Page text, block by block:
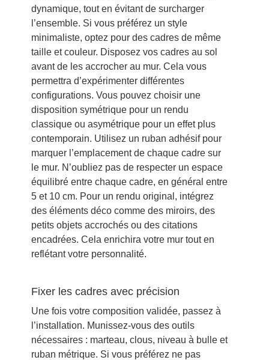
dynamique, tout en évitant de surcharger
l’ensemble. Si vous préférez un style
minimaliste, optez pour des cadres de même
taille et couleur. Disposez vos cadres au sol
avant de les accrocher au mur. Cela vous
permettra d’expérimenter différentes
configurations. Vous pouvez choisir une
disposition symétrique pour un rendu
classique ou asymétrique pour un effet plus
contemporain. Utilisez un ruban adhésif pour
marquer l’emplacement de chaque cadre sur
le mur. N’oubliez pas de respecter un espace
équilibré entre chaque cadre, en général entre
5 et 10 cm. Pour un rendu original, intégrez
des éléments déco comme des miroirs, des
petits objets accrochés ou des citations
encadrées. Cela enrichira votre mur tout en
reflétant votre personnalité.
Fixer les cadres avec précision
Une fois votre composition validée, passez à
l’installation. Munissez-vous des outils
nécessaires : marteau, clous, niveau à bulle et
ruban métrique. Si vous préférez ne pas